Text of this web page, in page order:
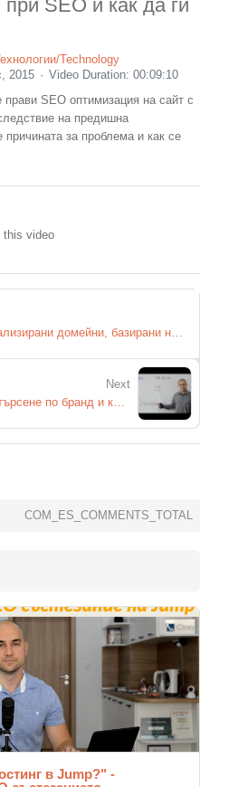
SEO и как да ги
Technology
2015
Video Duration: 00:09:10
SEO оптимизация на сайт с
на предишна
причината за проблема и как се
this video
Next
COM_ES_COMMENTS_TOTAL
в Jump?" -